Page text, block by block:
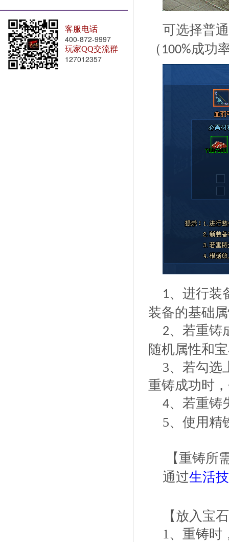
客服电话
400-872-9997
玩家QQ交流群
127012357
可选择普
（ 100%成功
1、进行装
装备的基础
2、若重铸
随机属性和
3、若勾选
重铸成功时
4、若重铸
5、使用精
【重铸所
通过生活
【放入宝
1、重铸时